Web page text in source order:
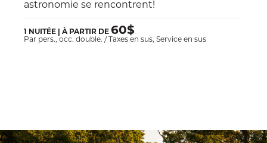
astronomie se rencontrent!
1 NUITÉE | À PARTIR DE60$
Par pers., occ. double. / Taxes en sus, Service en sus